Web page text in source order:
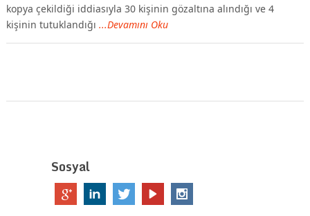
kopya çekildiği iddiasıyla 30 kişinin gözaltına alındığı ve 4
kişinin tutuklandığı ...Devamını Oku
Sosyal